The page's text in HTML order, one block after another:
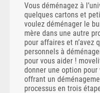
Vous déménagez à
quelques cartons et
voulez déménager le
mère dans une autre
pour affaires et n’avez
personnels à
pour vous aider !
donner une option
offrant un
processus en trois